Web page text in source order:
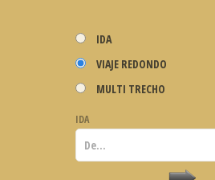
IDA
VIAJE REDONDO
MULTI TRECHO
IDA